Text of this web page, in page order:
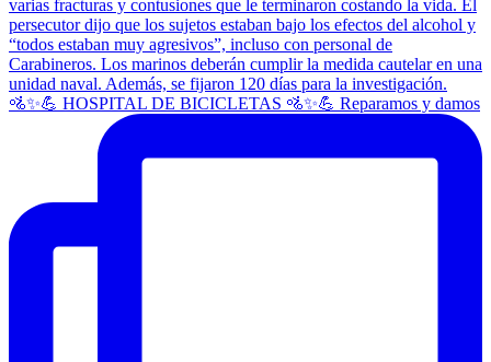
🚵✨💪 HOSPITAL DE BICICLETAS 🚵✨💪 Reparamos y damos